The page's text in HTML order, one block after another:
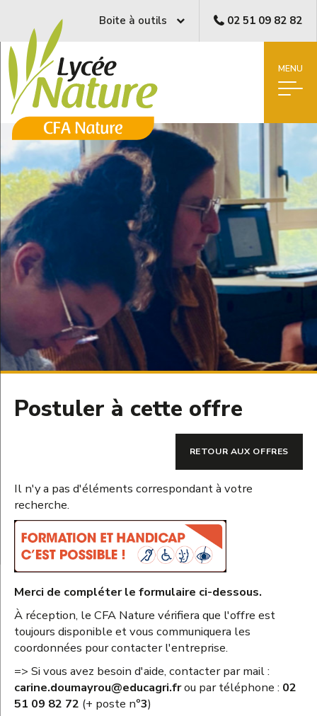
02 51 09 82 82
Boite à outils
MENU
Postuler à cette offre
RETOUR AUX OFFRES
Il n'y a pas d'éléments correspondant à votre
recherche.
Merci de compléter le formulaire ci-dessous.
À réception, le CFA Nature vérifiera que l'offre est
toujours disponible et vous communiquera les
coordonnées pour contacter l'entreprise.
=> Si vous avez besoin d'aide, contacter par mail :
carine.doumayrou@educagri.frou par téléphone : 02
51 09 82 72 (+ poste n°3)